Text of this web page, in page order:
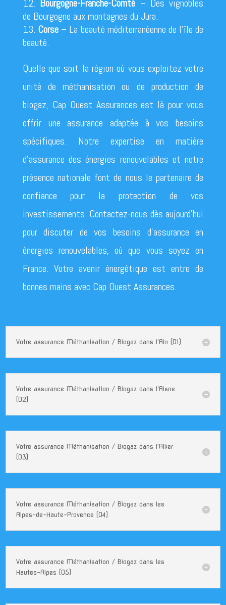
Bourgogne-Franche-Comté – Des vignobles
de Bourgogne aux montagnes du Jura.
Corse– La beauté méditerranéenne de l’île de
beauté.
Quelle que soit la région où vous exploitez votre
unité de méthanisation ou de production de
biogaz, Cap Ouest Assurances est là pour vous
offrir une assurance adaptée à vos besoins
spécifiques. Notre expertise en matière
d’assurance des énergies renouvelables et notre
présence nationale font de nous le partenaire de
confiance pour la protection de vos
investissements. Contactez-nous dès aujourd’hui
pour discuter de vos besoins d’assurance en
énergies renouvelables, où que vous soyez en
France. Votre avenir énergétique est entre de
bonnes mains avec Cap Ouest Assurances.
Votre assurance Méthanisation / Biogaz dans l'Ain (01)
Votre assurance Méthanisation / Biogaz dans l'Aisne
(02)
Votre assurance Méthanisation / Biogaz dans l'Allier
(03)
Votre assurance Méthanisation / Biogaz dans les
Alpes-de-Haute-Provence (04)
Votre assurance Méthanisation / Biogaz dans les
Hautes-Alpes (05)